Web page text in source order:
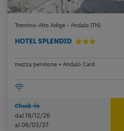
Trentino-Alto Adige - Andalo (TN)
HOTEL SPLENDID
mezza pensione + Andalo Card
Check-in
dal 19/12/26
al 06/03/27